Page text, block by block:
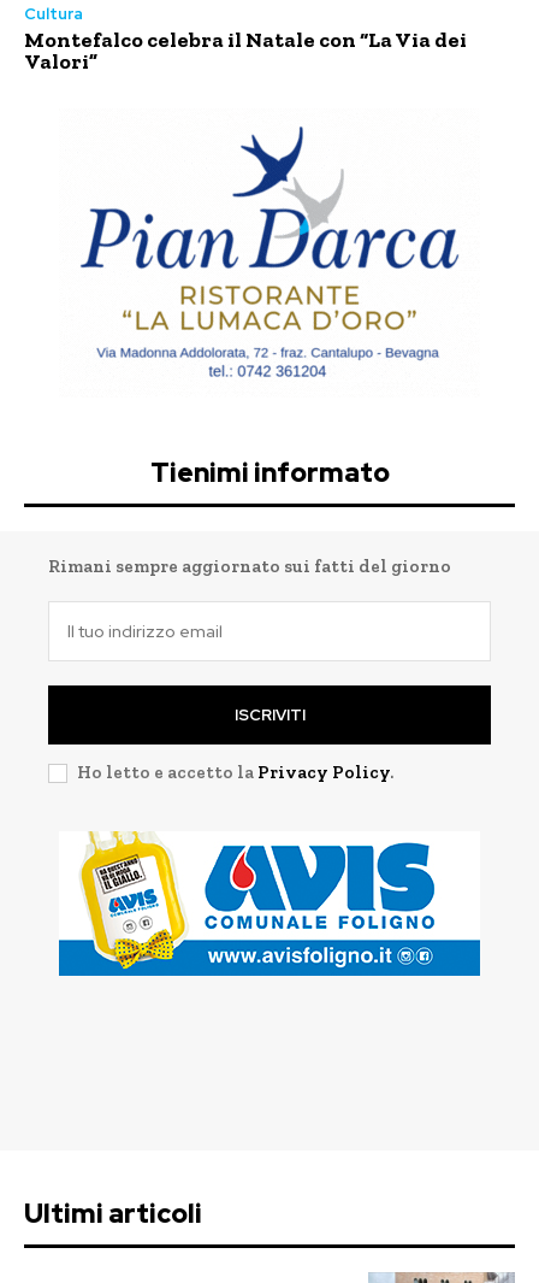
Cultura
Montefalco celebra il Natale con “La Via dei
Valori”
Tienimi informato
Rimani sempre aggiornato sui fatti del giorno
ISCRIVITI
Ho letto e accetto la Privacy Policy.
Ultimi articoli